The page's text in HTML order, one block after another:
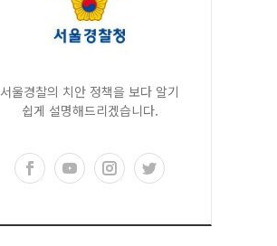
서울경찰의 치안 정책을 보다 알기
쉽게 설명해드리겠습니다.